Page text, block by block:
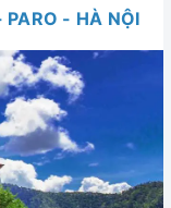
PARO - HÀ NỘI